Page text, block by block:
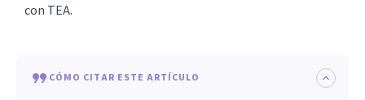
con TEA.
CÓMO CITAR ESTE ARTÍCULO